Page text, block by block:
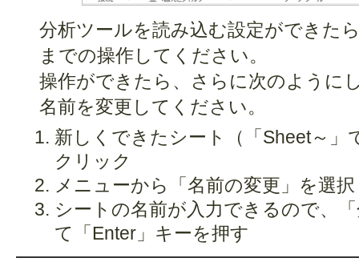
分析ツールを読み込む設定ができた
までの操作してください。
操作ができたら、さらに次のように
名前を変更してください。
新しくできたシート（「Sheet～」
クリック
メニューから「名前の変更」を選択
シートの名前が入力できるので、
て「Enter」キーを押す